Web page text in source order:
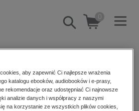
Pokaż/schowaj
wyszukiwarkę
0
Poździk
aby zapewnić Ci najlepsze wrażenia
katalogu ebooków, audiobooków i e-prasy,
rekomendacje oraz udostępniać Ci najnowsze
analizie danych i współpracy z naszymi
na korzystanie ze wszystkich plików cookies,